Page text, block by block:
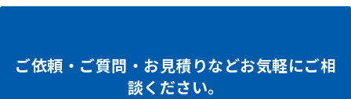
ご依頼・ご質問・お見積りなどお気軽にご相
談ください。